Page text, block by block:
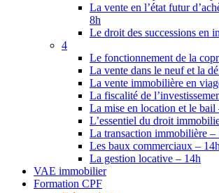
La vente en l’état futur
8h
Le droit des successions en
4
Le fonctionnement de la
La vente dans le neuf et la
La vente immobilière en
La fiscalité de
La mise en location et le bail
L’essentiel du droit
La transaction immobilière –
Les baux commerciaux – 14h
La gestion locative – 14h
VAE immobilier
Formation CPF